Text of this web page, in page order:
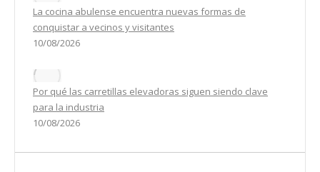
La cocina abulense encuentra nuevas formas de
conquistar a vecinos y visitantes
10/08/2026
Por qué las carretillas elevadoras siguen siendo clave
para la industria
10/08/2026